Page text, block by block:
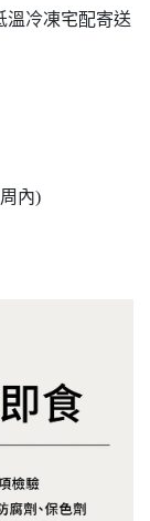
溫冷凍宅配寄送
內)